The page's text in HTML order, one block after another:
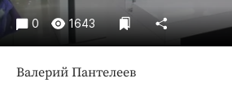
ПРОЕКТЫ
Издания
0 1643
Валерий Пантелеев